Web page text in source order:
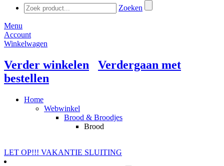
Zoeken
Menu
Account
Winkelwagen
Verder winkelen
Verdergaan met
bestellen
Home
Webwinkel
Brood & Broodjes
Brood
LET OP!!! VAKANTIE SLUITING